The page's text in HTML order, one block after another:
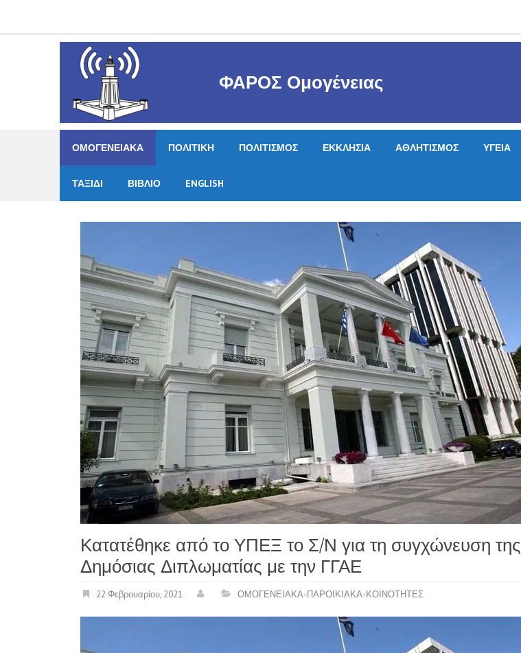
ΦΑΡΟΣ Ομογένειας
ΟΜΟΓΕΝΕΙΑΚΑ ΠΟΛΙΤΙΚΗ ΠΟΛΙΤΙΣΜΟΣ ΕΚΚΛΗΣΙΑ ΑΘΛΗΤΙΣΜΟΣ ΥΓΕΙΑ
ΤΑΞΙΔΙ ΒΙΒΛΙΟ ENGLISH
Κατατέθηκε από το ΥΠΕΞ το Σ/Ν για τη συγχώνευση της
Δημόσιας Διπλωματίας με την ΓΓΑΕ
22 Φεβρουαρίου, 2021 ΟΜΟΓΕΝΕΙΑΚΑ-ΠΑΡΟΙΚΙΑΚΑ-ΚΟΙΝΟΤΗΤΕΣ